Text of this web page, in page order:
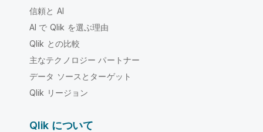
信頼と AI
AI で Qlik を選ぶ理由
Qlik との比較
主なテクノロジー パートナー
データ ソースとターゲット
Qlik リージョン
Qlik について